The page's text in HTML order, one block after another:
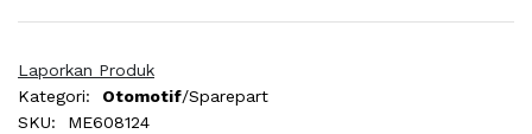
Laporkan Produk
Kategori:
Otomotif/Sparepart
SKU:
ME608124